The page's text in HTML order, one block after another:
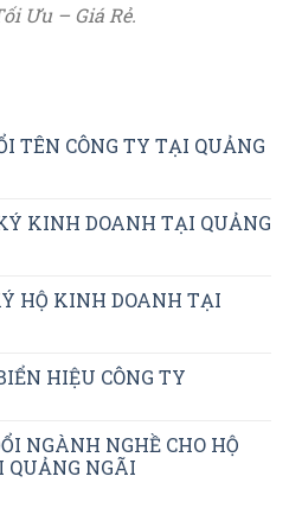
Ưu – Giá Rẻ.
TÊN CÔNG TY TẠI QUẢNG
KINH DOANH TẠI QUẢNG
HỘ KINH DOANH TẠI
HIỆU CÔNG TY
NGÀNH NGHỀ CHO HỘ
NGÃI